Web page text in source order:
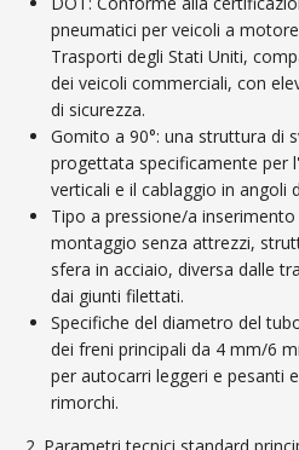
pneumatici per veicoli a
Trasporti degli Stati Uniti,
dei veicoli commerciali, con
di sicurezza.
Gomito a 90°: una struttura di
progettata specificamente per
verticali e il cablaggio in angoli
Tipo a pressione/a
montaggio senza attrezzi,
sfera in acciaio, diversa dalle
dai giunti filettati.
Specifiche del diametro del
dei freni principali da 4 mm/6
per autocarri leggeri e pesanti
rimorchi.
2. Parametri tecnici standard